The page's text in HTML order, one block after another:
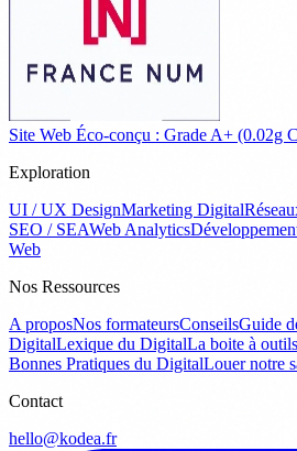
Site Web Éco-conçu : Grade A+ (0.02g
Exploration
UI / UX DesignMarketing Digital
SEO / SEAWeb Analytics
Web
Nos Ressources
A proposNos formateursConseilsGuide
DigitalLexique du DigitalLa boite à
Bonnes Pratiques du DigitalLouer notre
Contact
hello@kodea.fr